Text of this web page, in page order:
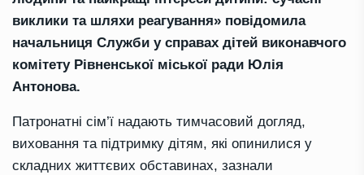
виклики та шляхи реагування» повідомила
начальниця Служби у справах дітей виконавчого
комітету Рівненської міської ради Юлія
Антонова.
Патронатні сім’ї надають тимчасовий догляд,
виховання та підтримку дітям, які опинилися у
складних життєвих обставинах, зазнали